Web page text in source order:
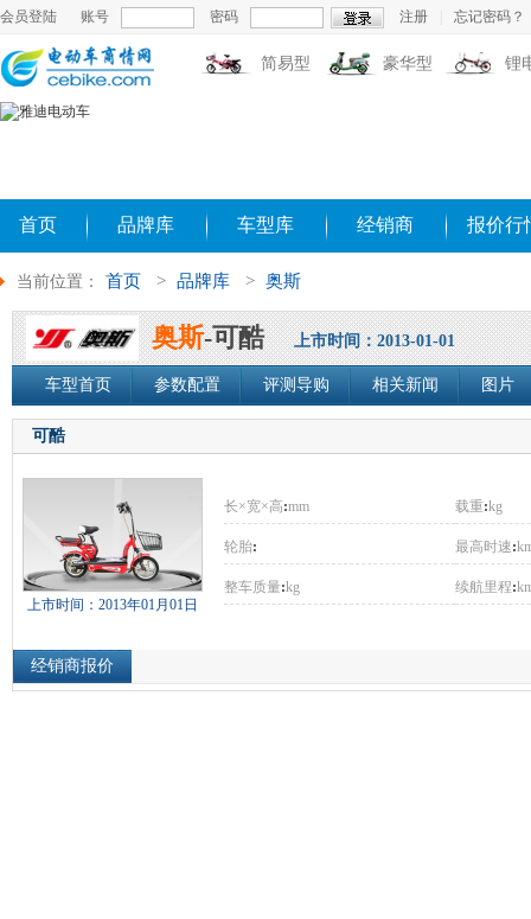
会员登陆 账号 密码 注册 忘记密码？
简易型 豪华型 锂
首页 品牌库 车型库 经销商 报价行
当前位置： 首页 > 品牌库 > 奥斯
奥斯-可酷 上市时间：2013-01-01
车型首页 参数配置 评测导购 相关新闻 图片
可酷
上市时间：2013年01月01日
长×宽×高:mm 载重:kg
轮胎: 最高时速:
整车质量:kg 续航里程:
经销商报价